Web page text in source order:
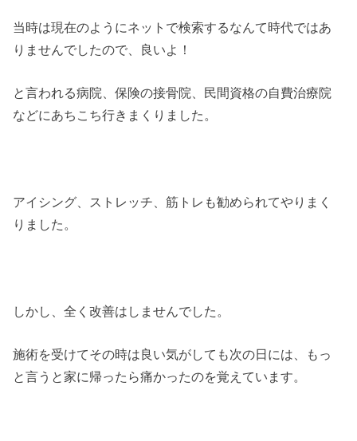
当時は現在のようにネットで検索するなんて時代ではあ
りませんでしたので、良いよ！
と言われる病院、保険の接骨院、民間資格の自費治療院
などにあちこち行きまくりました。
アイシング、ストレッチ、筋トレも勧められてやりまく
りました。
しかし、全く改善はしませんでした。
施術を受けてその時は良い気がしても次の日には、もっ
と言うと家に帰ったら痛かったのを覚えています。